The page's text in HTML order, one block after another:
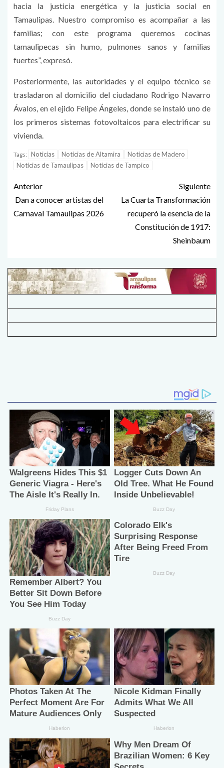
hacia la justicia energética y la justicia social en
Tamaulipas. Nuestro compromiso es acompañar a las
familias; con este programa queremos cocinas
tamaulipecas sin humo, pulmones sanos y familias
fuertes”, expresó.
Posteriormente, las autoridades y el equipo técnico se
trasladaron al domicilio del ciudadano Rodrigo Navarro
Ávalos, en el ejido Felipe Ángeles, donde se instaló uno de
los primeros sistemas fotovoltaicos para electrificar su
vivienda.
Tags: Noticias Noticias de Altamira
Noticias de Madero
Noticias de Tamaulipas
Noticias de Tampico
Anterior
Dan a conocer artistas del
Carnaval Tamaulipas 2026
Siguiente
La Cuarta Transformación
recuperó la esencia de la
Constitución de 1917:
Sheinbaum